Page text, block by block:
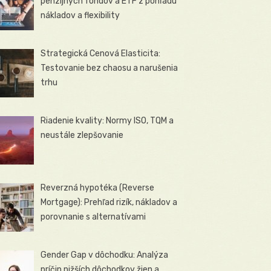
nákladov a flexibility
Strategická Cenová Elasticita:
Testovanie bez chaosu a narušenia
trhu
Riadenie kvality: Normy ISO, TQM a
neustále zlepšovanie
Reverzná hypotéka (Reverse
Mortgage): Prehľad rizík, nákladov a
porovnanie s alternatívami
Gender Gap v dôchodku: Analýza